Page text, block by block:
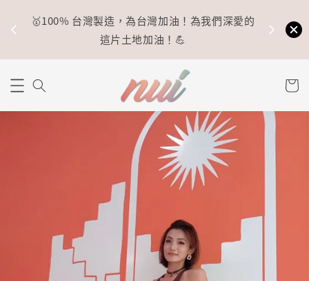
🥇100% 台灣製造，為台灣加油！為我們深愛的
這片土地加油！💪